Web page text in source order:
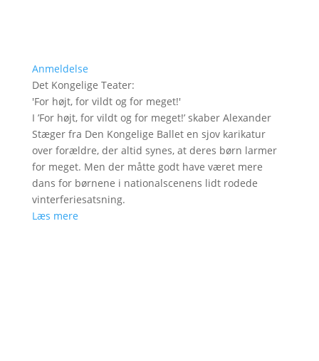
Anmeldelse
Det Kongelige Teater:
'For højt, for vildt og for meget!'
I ’For højt, for vildt og for meget!’ skaber Alexander
Stæger fra Den Kongelige Ballet en sjov karikatur
over forældre, der altid synes, at deres børn larmer
for meget. Men der måtte godt have været mere
dans for børnene i nationalscenens lidt rodede
vinterferiesatsning.
Læs mere